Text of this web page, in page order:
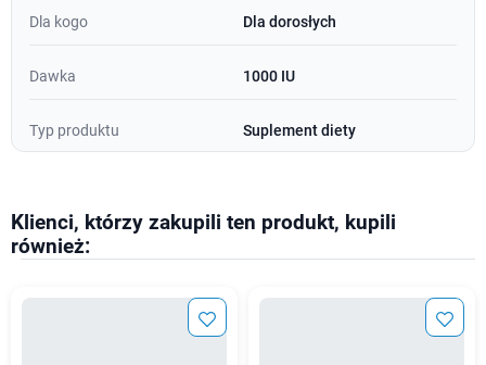
Dla kogo Dla dorosłych
Dawka 1000 IU
Typ produktu Suplement diety
Klienci, którzy zakupili ten produkt, kupili
również: